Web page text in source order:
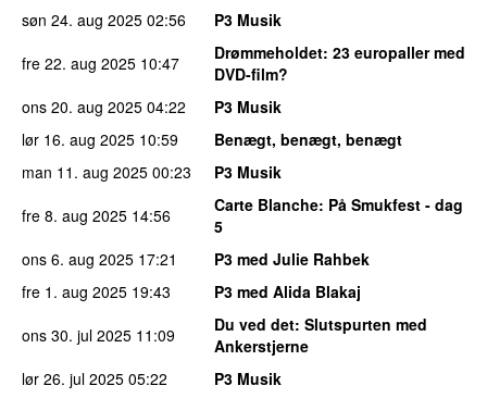
søn 24. aug 2025 02:56
P3 Musik
fre 22. aug 2025 10:47 Drømmeholdet: 23 europaller med
DVD-film?
ons 20. aug 2025 04:22
P3 Musik
lør 16. aug 2025 10:59
Benægt, benægt, benægt
man 11. aug 2025 00:23
P3 Musik
fre 8. aug 2025 14:56 Carte Blanche: På Smukfest - dag
5
ons 6. aug 2025 17:21
P3 med Julie Rahbek
fre 1. aug 2025 19:43
P3 med Alida Blakaj
ons 30. jul 2025 11:09 Du ved det: Slutspurten med
Ankerstjerne
lør 26. jul 2025 05:22
P3 Musik